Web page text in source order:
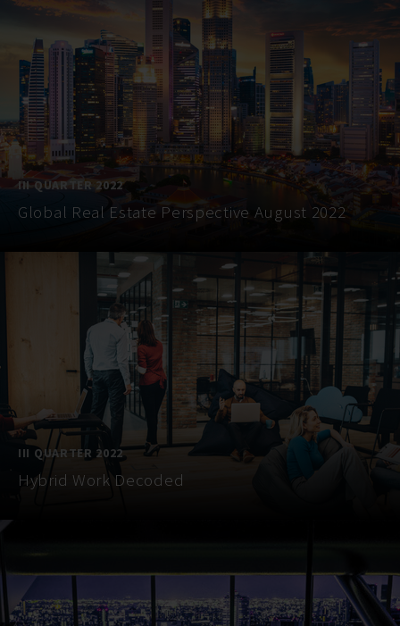
III QUARTER 2022
Global Real Estate Perspective August 2022
III QUARTER 2022
Hybrid Work Decoded